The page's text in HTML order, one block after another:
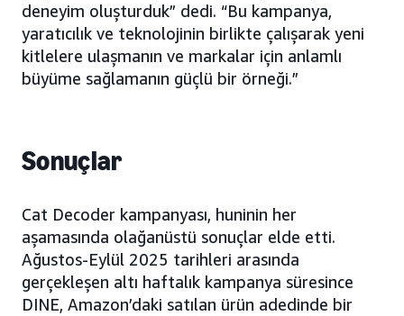
deneyim oluşturduk” dedi. “Bu kampanya,
yaratıcılık ve teknolojinin birlikte çalışarak yeni
kitlelere ulaşmanın ve markalar için anlamlı
büyüme sağlamanın güçlü bir örneği.”
Sonuçlar
Cat Decoder kampanyası, huninin her
aşamasında olağanüstü sonuçlar elde etti.
Ağustos-Eylül 2025 tarihleri arasında
gerçekleşen altı haftalık kampanya süresince
DINE, Amazon’daki satılan ürün adedinde bir